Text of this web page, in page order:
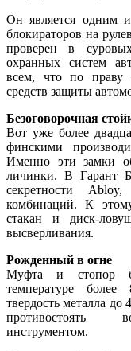
Он является одним
блокираторов на
проверен в
охранных систем
всем, что по праву
средств защиты
Безоговорочная
Вот уже более
финскими
Именно эти замки
личинки. В Гарант
секретности
комбинаций. К
стакан и диск-
высверливания.
Рожденный в огне
Муфта и стопор
температуре
твердость металла
противостоять
инструментом.